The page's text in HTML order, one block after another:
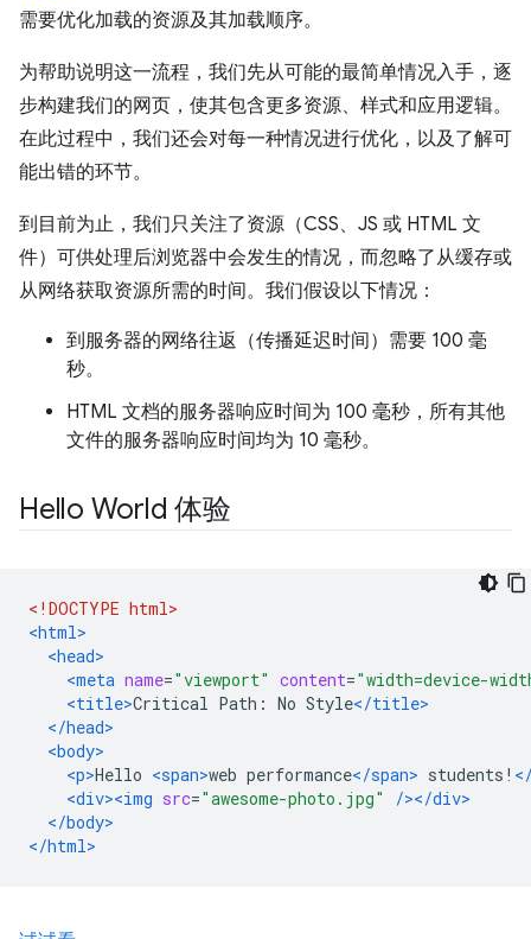
需要优化加载的资源及其加载顺序。
为帮助说明这一流程，我们先从可能的最简单情况入手，逐
步构建我们的网页，使其包含更多资源、样式和应用逻辑。
在此过程中，我们还会对每一种情况进行优化，以及了解可
能出错的环节。
到目前为止，我们只关注了资源（CSS、JS 或 HTML 文
件）可供处理后浏览器中会发生的情况，而忽略了从缓存或
从网络获取资源所需的时间。我们假设以下情况：
到服务器的网络往返（传播延迟时间）需要 100 毫
秒。
HTML 文档的服务器响应时间为 100 毫秒，所有其他
文件的服务器响应时间均为 10 毫秒。
Hello World 体验
<!DOCTYPE html>
<html>
<head>
<meta name="viewport" content="width=device-
<title>Critical Path: No Style</title>
</head>
<body>
<p>Hello <span>web performance</span> students!
<div><img src="awesome-photo.jpg"
/></div>
</body>
</html>